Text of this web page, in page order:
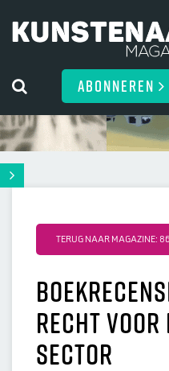
ABONNEREN
TERUG NAAR MAGAZINE: 86
recht voor
sector